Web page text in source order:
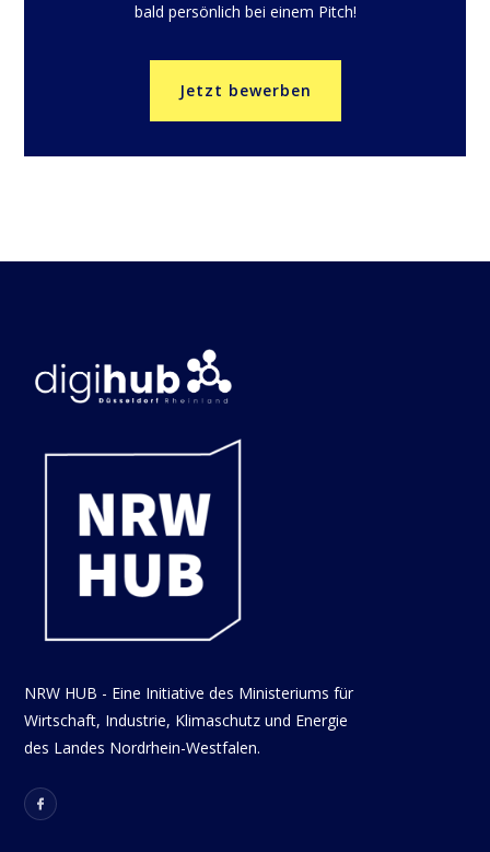
bald persönlich bei einem Pitch!
Jetzt bewerben
NRW HUB - Eine Initiative des Ministeriums für
Wirtschaft, Industrie, Klimaschutz und Energie
des Landes Nordrhein-Westfalen.